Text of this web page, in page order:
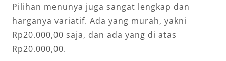
Pilihan menunya juga sangat lengkap dan
harganya variatif. Ada yang murah, yakni
Rp20.000,00 saja, dan ada yang di atas
Rp20.000,00.